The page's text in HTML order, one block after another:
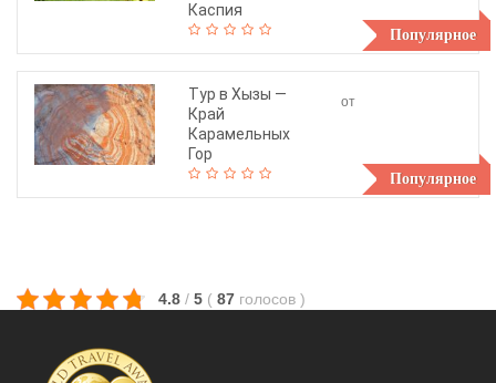
Популярное
Каспия
Популярное
Тур в Хызы —
Край
Карамельных
Гор
от
4.8 / 5 ( 87 голосов )